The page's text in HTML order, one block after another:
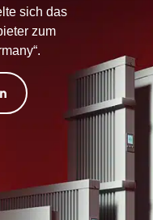
sich das
zum